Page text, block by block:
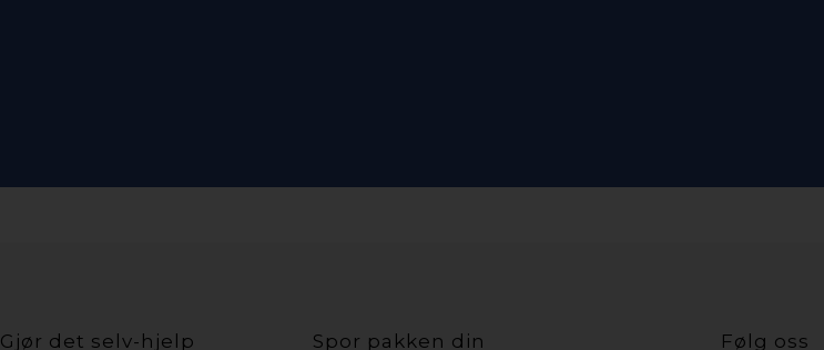
Gjør det selv-hjelp Spor pakken din Følg oss